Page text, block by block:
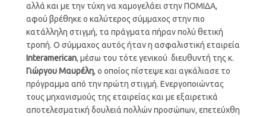
αλλά και με την τύχη να χαμογελάει στην ΠΟΜΙΔΑ,
αφού βρέθηκε ο καλύτερος σύμμαχος στην πιο
κατάλληλη στιγμή, τα πράγματα πήραν πολύ θετική
τροπή. Ο σύμμαχος αυτός ήταν η ασφαλιστική εταιρεία
Interamerican, μέσω του τότε γενικού διευθυντή της κ.
Γιώργου Μαυρέλη, ο οποίος πίστεψε και αγκάλιασε το
πρόγραμμα από την πρώτη στιγμή. Ενεργοποιώντας
τους μηχανισμούς της εταιρείας και με εξαιρετικά
αποτελεσματική δουλειά πολλών προσώπων, επετεύχθη